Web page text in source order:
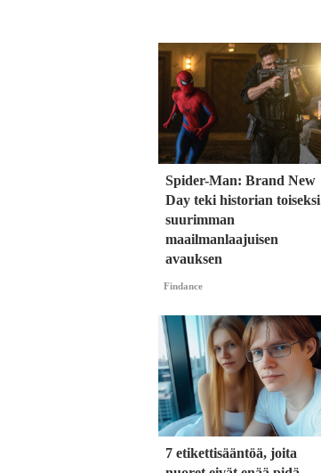
Spider-Man: Brand New
Day teki historian toiseksi
suurimman
maailmanlaajuisen
avauksen
Findance
7 etikettisääntöä, joita